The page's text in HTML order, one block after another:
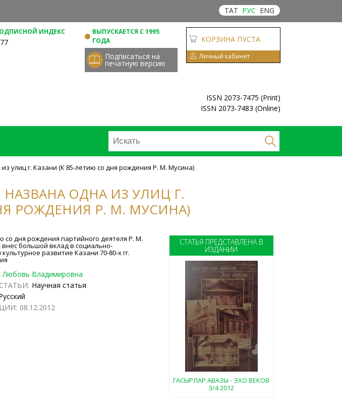
ТАТ РУС ENG
ИНДЕКС
ВЫПУСКАЕТСЯ С 1995
ГОДА
Подписаться на
печатную версию
КОРЗИНА ПУСТА
Личный кабинет
ISSN 2073-7475 (Print)
ISSN 2073-7483 (Online)
улиц г. Казани (К 85-летию со дня рождения Р. М. Мусина)
ОДНА ИЗ УЛИЦ Г.
РОЖДЕНИЯ Р. М. МУСИНА)
со дня рождения партийного деятеля Р. М.
большой вклад в социально-
развитие Казани 70-80-х гг.
Любовь Владимировна
Научная статья
08.12.2012
СТАТЬЯ ПРЕДСТАВЛЕНА В
ИЗДАНИИ
ГАСЫРЛАР АВАЗЫ - ЭХО ВЕКОВ
3/4 2012